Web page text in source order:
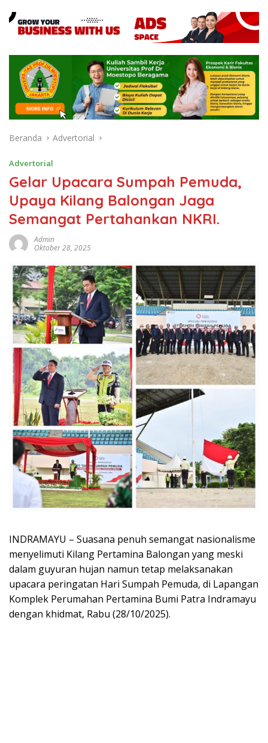
Beranda Advertorial
Advertorial
Gelar Upacara Sumpah Pemuda,
Upaya Kilang Balongan Jaga
Semangat Pertahankan NKRI.
Admin
Oktober 28, 2025
INDRAMAYU – Suasana penuh semangat nasionalisme
menyelimuti Kilang Pertamina Balongan yang meski
dalam guyuran hujan namun tetap melaksanakan
upacara peringatan Hari Sumpah Pemuda, di Lapangan
Komplek Perumahan Pertamina Bumi Patra Indramayu
dengan khidmat, Rabu (28/10/2025).